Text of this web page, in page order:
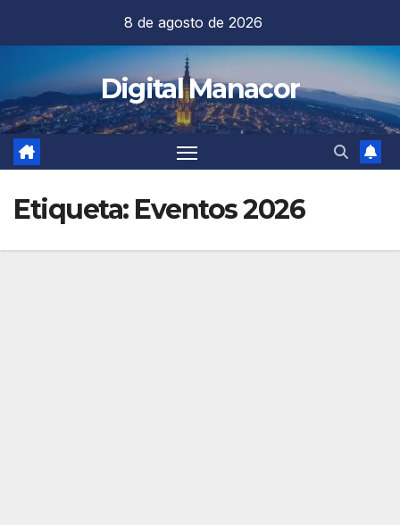
contenido
8 de agosto de 2026
Digital Manacor
Etiqueta: Eventos 2026